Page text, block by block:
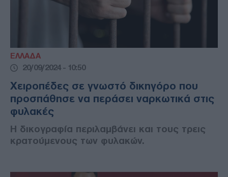
ΕΛΛΑΔΑ
20/09/2024 - 10:50
Χειροπέδες σε γνωστό δικηγόρο που
προσπάθησε να περάσει ναρκωτικά στις
φυλακές
Η δικογραφία περιλαμβάνει και τους τρεις
κρατούμενους των φυλακών.